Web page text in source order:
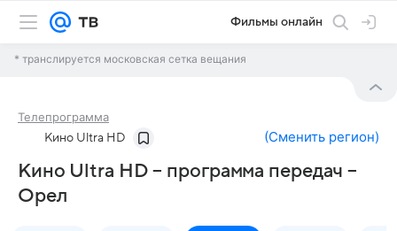
Фильмы онлайн
* транслируется московская сетка вещания
Телепрограмма
Кино Ultra HD (Сменить регион)
Кино Ultra HD – программа передач –
Орел